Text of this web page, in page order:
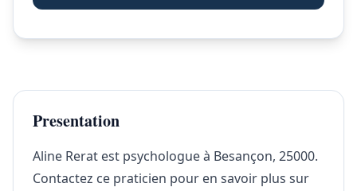
Presentation
Aline Rerat est psychologue à Besançon, 25000.
Contactez ce praticien pour en savoir plus sur